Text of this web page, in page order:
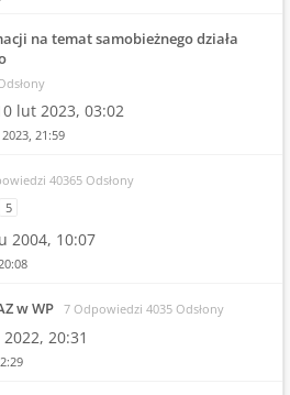
na temat samobieżnego działa
lut 2023, 03:02
21:59
40365 Odsłony
5
2004, 10:07
w WP 7 Odpowiedzi 4035 Odsłony
20:31